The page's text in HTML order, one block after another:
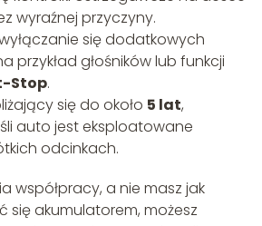
wyraźnej przyczyny.
się dodatkowych
przykład głośników lub funkcji
Stop.
się do około 5 lat,
auto jest eksploatowane
odcinkach.
współpracy, a nie masz jak
się akumulatorem, możesz